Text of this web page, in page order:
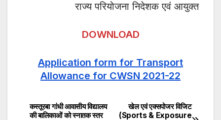
राज्य परियोजना निदेशक एवं आयुक्त
DOWNLOAD
Application form for Transport
Allowance for CWSN 2021-22
Post
खेल एवं एक्सपोजर विजिट
(Sports & Exposure
कस्तूरबा गांधी आवासीय विद्यालय
की बालिकाओं को स्नातक स्तर